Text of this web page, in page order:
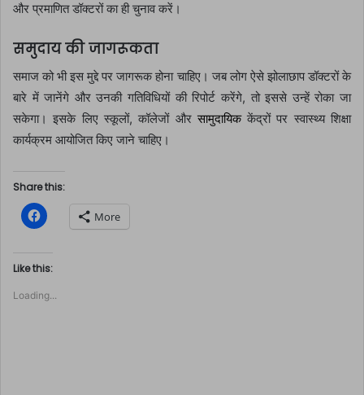
और प्रमाणित डॉक्टरों का ही चुनाव करें।
समुदाय की जागरूकता
समाज को भी इस मुद्दे पर जागरूक होना चाहिए। जब लोग ऐसे झोलाछाप डॉक्टरों के
बारे में जानेंगे और उनकी गतिविधियों की रिपोर्ट करेंगे, तो इससे उन्हें रोका जा
सकेगा। इसके लिए स्कूलों, कॉलेजों औरसामुदायिककेंद्रों पर स्वास्थ्य शिक्षा
कार्यक्रम आयोजित किए जाने चाहिए।
Share this:
C
l
k
t
o
h
More
Like this:
Loading...